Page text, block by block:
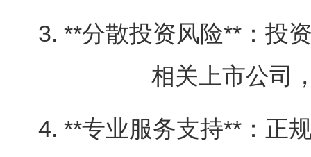
3. **分散投资风险**：投
相关上市公司
4. **专业服务支持**：正